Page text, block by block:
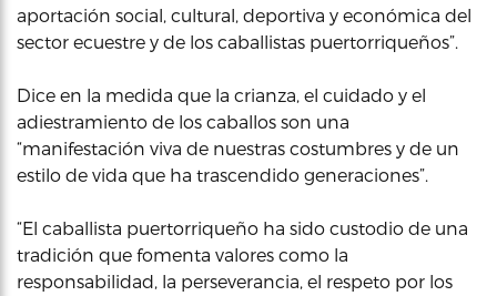
aportación social, cultural, deportiva y económica del
sector ecuestre y de los caballistas puertorriqueños”.
Dice en la medida que la crianza, el cuidado y el
adiestramiento de los caballos son una
“manifestación viva de nuestras costumbres y de un
estilo de vida que ha trascendido generaciones”.
“El caballista puertorriqueño ha sido custodio de una
tradición que fomenta valores como la
responsabilidad, la perseverancia, el respeto por los